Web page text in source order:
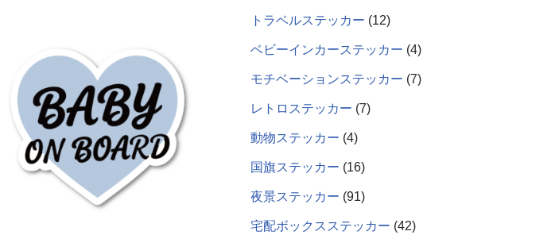
トラベルステッカー 12
ベビーインカーステッカー 4
モチベーションステッカー 7
レトロステッカー 7
動物ステッカー 4
国旗ステッカー 16
夜景ステッカー 91
宅配ボックスステッカー 42